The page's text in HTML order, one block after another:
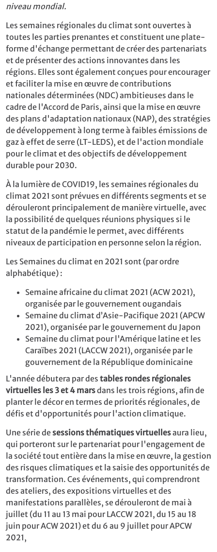
niveau mondial.
Les semaines régionales du climat sont ouvertes à
toutes les parties prenantes et constituent une plate-
forme d'échange permettant de créer des partenariats
et de présenter des actions innovantes dans les
régions. Elles sont également conçues pour encourager
et faciliter la mise en œuvre de contributions
nationales déterminées (NDC) ambitieuses dans le
cadre de l'Accord de Paris, ainsi que la mise en œuvre
des plans d'adaptation nationaux (NAP), des stratégies
de développement à long terme à faibles émissions de
gaz à effet de serre (LT-LEDS), et de l'action mondiale
pour le climat et des objectifs de développement
durable pour 2030.
À la lumière de COVID19, les semaines régionales du
climat 2021 sont prévues en différents segments et se
dérouleront principalement de manière virtuelle, avec
la possibilité de quelques réunions physiques si le
statut de la pandémie le permet, avec différents
niveaux de participation en personne selon la région.
Les Semaines du climat en 2021 sont (par ordre
alphabétique) :
Semaine africaine du climat 2021 (ACW 2021),
organisée par le gouvernement ougandais
Semaine du climat d’Asie-Pacifique 2021 (APCW
2021), organisée par le gouvernement du Japon
Semaine du climat pour l'Amérique latine et les
Caraïbes 2021 (LACCW 2021), organisée par le
gouvernement de la République dominicaine
L'année débutera par des tables rondes régionales
virtuelles les 3 et 4 marsdans les trois régions, afin de
planter le décor en termes de priorités régionales, de
défis et d'opportunités pour l'action climatique.
Une série de sessions thématiques virtuellesaura lieu,
qui porteront sur le partenariat pour l'engagement de
la société tout entière dans la mise en œuvre, la gestion
des risques climatiques et la saisie des opportunités de
transformation. Ces événements, qui comprendront
des ateliers, des expositions virtuelles et des
manifestations parallèles, se dérouleront de mai à
juillet (du 11 au 13 mai pour LACCW 2021, du 15 au 18
juin pour ACW 2021) et du 6 au 9 juillet pour APCW
2021,